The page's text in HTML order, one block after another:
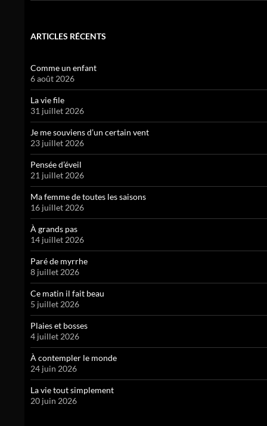
ARTICLES RÉCENTS
Comme un enfant
6 août 2026
La vie file
31 juillet 2026
Je me souviens d’un certain vent
23 juillet 2026
Pensée d’éveil
21 juillet 2026
Ma femme de toutes les saisons
16 juillet 2026
À grands pas
14 juillet 2026
Paré de myrrhe
8 juillet 2026
Ce matin il fait beau
5 juillet 2026
Plaies et bosses
4 juillet 2026
À contempler le monde
24 juin 2026
La vie tout simplement
20 juin 2026